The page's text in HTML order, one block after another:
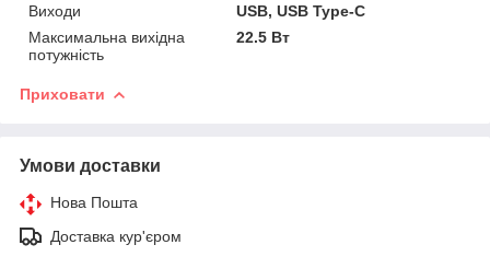
Виходи
USB, USB Type-C
Максимальна вихідна
потужність
22.5 Вт
Приховати
Умови доставки
Нова Пошта
Доставка кур'єром